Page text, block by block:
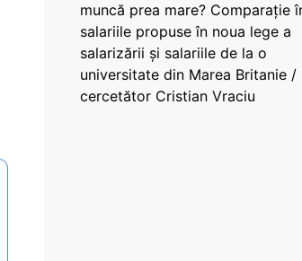
muncă prea mare? Comparație
salariile propuse în noua lege a
salarizării și salariile de la o
universitate din Marea Britanie /
cercetător Cristian Vraciu